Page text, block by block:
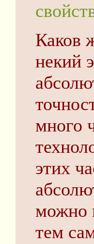
Каков
некий
много
этих
можно
тем